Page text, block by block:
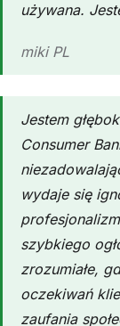
używana.
miki PL
Jestem
Consumer
wydaje się
szybkiego
zrozumiałe,
oczekiwań
zaufania